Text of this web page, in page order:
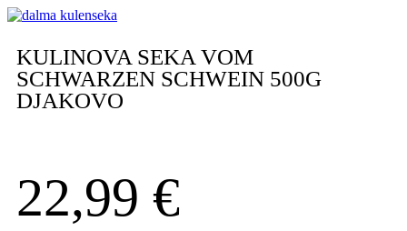
KULINOVA SEKA VOM
SCHWARZEN SCHWEIN 500G
DJAKOVO
22,99 €